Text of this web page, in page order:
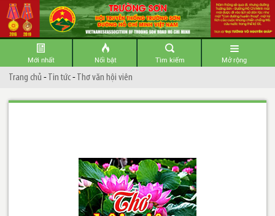
Mới nhất Nổi bật Tìm kiếm Mở rộng
Trang chủ -Tin tức-Thơ văn hội viên